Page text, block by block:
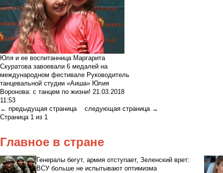
Юля и ее воспитанница Маргарита
Скуратова завоевали 6 медалей на
международном фестивале Руководитель
танцевальной студии «Аиша» Юлия
Воронова: с танцем по жизни! 21.03.2018
11:53
← предыдущая страница следующая страница →
Страница 1 из 1
Главное в стране
Генералы бегут, армия отступает, Зеленский врет:
ВСУ больше не испытывают оптимизма